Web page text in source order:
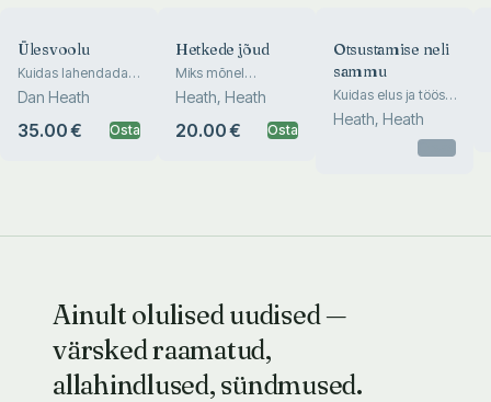
Ülesvoolu
Kuidas lahendada
probleeme enne
nende tekkimist
Dan Heath
35.00 € Osta
Hetkede jõud
Miks mõnel
kogemusel on
ebatavaliselt suur
mõju
Heath, Heath
20.00 € Osta
Otsustamise neli
sammu
Kuidas elus ja töös
paremaid otsuseid
teha
Heath, Heath
Ainult olulised uudised —
värsked raamatud,
allahindlused, sündmused.